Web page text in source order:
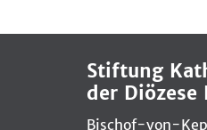
Stiftung
der
Bischof-von-